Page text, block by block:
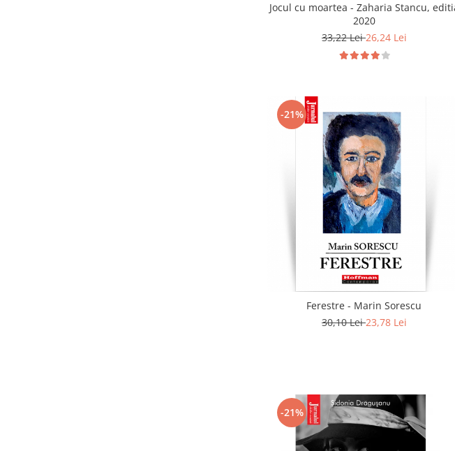
Jocul cu moartea - Zaharia Stancu,
2020
33,22 Lei26,24 Lei
-21%
Ferestre - Marin Sorescu
30,10 Lei23,78 Lei
-21%